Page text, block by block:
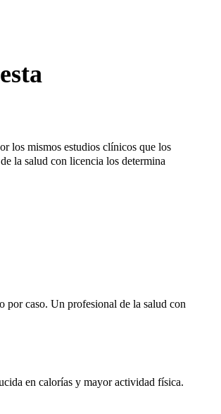
los mismos estudios clínicos que los
la salud con licencia los determina
por caso. Un profesional de la salud con
en calorías y mayor actividad física.